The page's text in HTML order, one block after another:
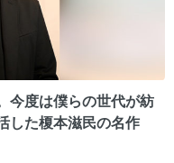
今度は僕らの世代が紡
た榎本滋民の名作